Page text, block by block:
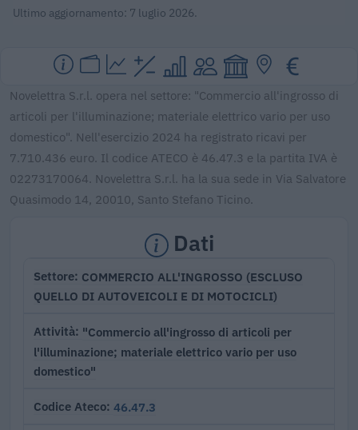
Ultimo aggiornamento: 7 luglio 2026.
Novelettra S.r.l. opera nel settore: "Commercio all'ingrosso di
articoli per l'illuminazione; materiale elettrico vario per uso
domestico". Nell'esercizio 2024 ha registrato ricavi per
7.710.436 euro. Il codice ATECO è 46.47.3 e la partita IVA è
02273170064. Novelettra S.r.l. ha la sua sede in Via Salvatore
Quasimodo 14, 20010, Santo Stefano Ticino.
Dati
Settore COMMERCIO ALL'INGROSSO (ESCLUSO
QUELLO DI AUTOVEICOLI E DI MOTOCICLI)
Attività "Commercio all'ingrosso di articoli per
l'illuminazione; materiale elettrico vario per uso
domestico"
Codice Ateco 46.47.3